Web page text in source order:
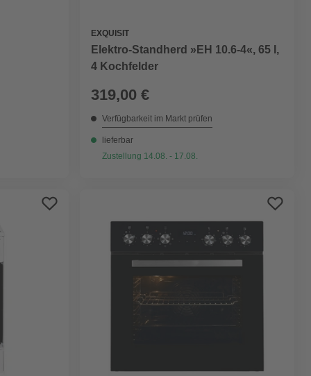
EXQUISIT
Elektro-Standherd »EH 10.6-4«, 65 l,
4 Kochfelder
319,00 €
Verfügbarkeit im Markt prüfen
lieferbar
Zustellung 14.08. - 17.08.